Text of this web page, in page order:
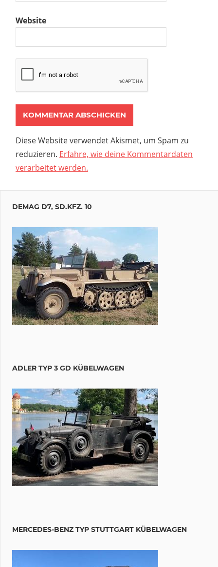
Website
Diese Website verwendet Akismet, um Spam zu
reduzieren. Erfahre, wie deine Kommentardaten
verarbeitet werden.
DEMAG D7, SD.KFZ. 10
ADLER TYP 3 GD KÜBELWAGEN
MERCEDES-BENZ TYP STUTTGART KÜBELWAGEN